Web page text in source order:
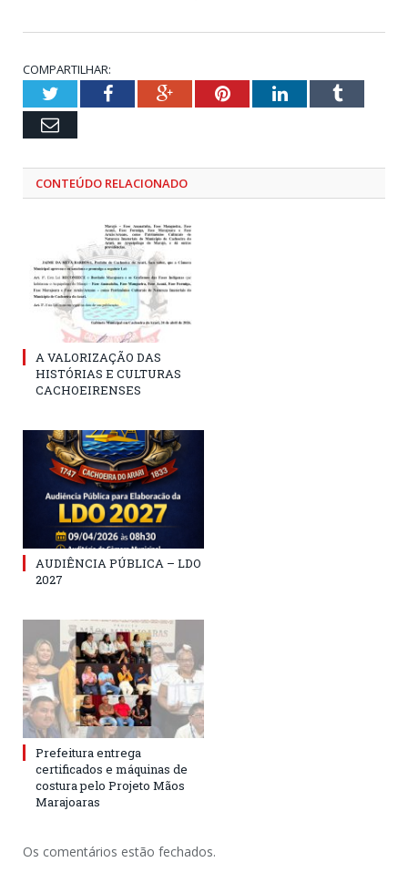
COMPARTILHAR:
TwitterFacebookGoogle+PinterestLinkedInTumblr
Email
CONTEÚDO RELACIONADO
A VALORIZAÇÃO DAS
HISTÓRIAS E CULTURAS
CACHOEIRENSES
AUDIÊNCIA PÚBLICA – LDO
2027
Prefeitura entrega
certificados e máquinas de
costura pelo Projeto Mãos
Marajoaras
Os comentários estão fechados.